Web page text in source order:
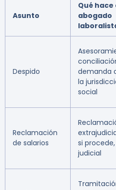
Asunto
Qué hace
abogado
Despido
demanda
la
social
Reclamación
de salarios
si procede,
judicial